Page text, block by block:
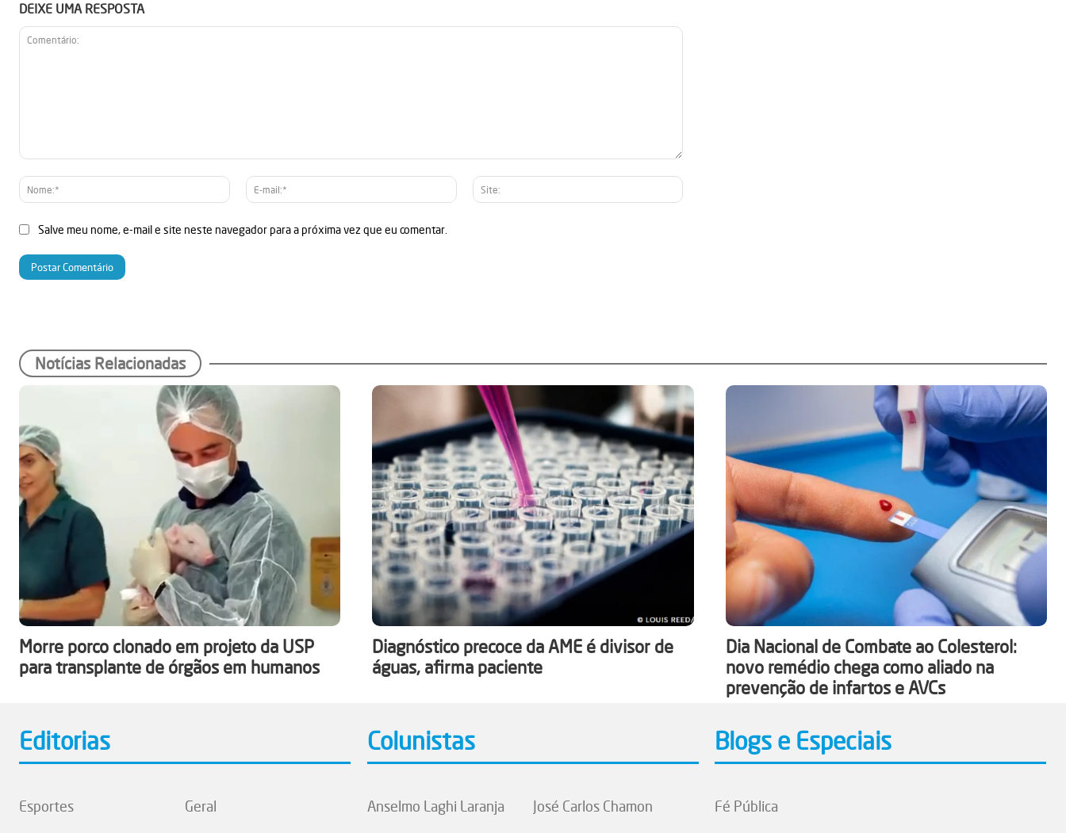
DEIXE UMA RESPOSTA
Nome:*
E-
mail:*
Site:
Salve meu nome, e-mail e site neste navegador para a próxima vez que eu comentar.
Notícias Relacionadas
Morre porco clonado em projeto da USP
para transplante de órgãos em humanos
Diagnóstico precoce da AME é divisor de
águas, afirma paciente
Dia Nacional de Combate ao Colesterol:
novo remédio chega como aliado na
prevenção de infartos e AVCs
Editorias
Esportes
Geral
Colunistas
Anselmo Laghi Laranja
José Carlos Chamon
Blogs e Especiais
Fé Pública